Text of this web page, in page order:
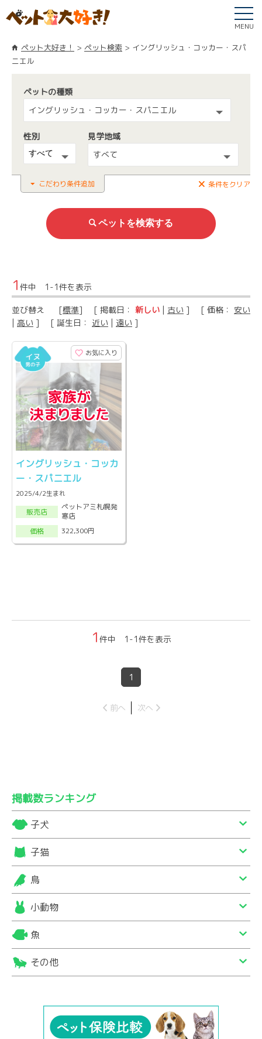
MENU
ペット大好き！ ペット検索
イングリッシュ・コッカー・スパ
ニエル
ペットの種類
イングリッシュ・コッカー・スパニエル
性別
見学地域
すべて
こだわり条件追加 条件をクリア
1 件中 1-1件を表示
並び替え [標準] [ 掲載日： 新しい | 古い ] [ 価格： 安い
| 高い ] [ 誕生日： 近い | 遠い ]
お気に入り
イングリッシュ・コッカ
ー・スパニエル
2025/4/2生まれ
販売店
ペットアミ札幌発
寒店
価格
322,300円
1 件中 1-1件を表示
1
前へ 次へ
掲載数ランキング
子犬
子猫
鳥
小動物
魚
その他